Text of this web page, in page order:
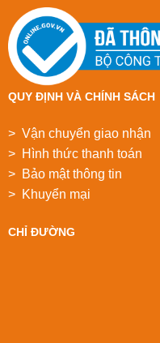
QUY ĐỊNH VÀ CHÍNH SÁCH
> Vận chuyển giao nhận
> Hình thức thanh toán
> Bảo mật thông tin
> Khuyển mại
CHỈ ĐƯỜNG